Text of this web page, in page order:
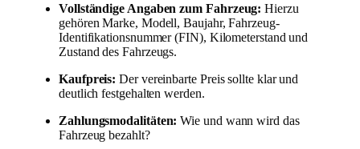
Vollständige Angaben zum Fahrzeug: Hierzu
gehören Marke, Modell, Baujahr, Fahrzeug-
Identifikationsnummer (FIN), Kilometerstand und
Zustand des Fahrzeugs.
Kaufpreis: Der vereinbarte Preis sollte klar und
deutlich festgehalten werden.
Zahlungsmodalitäten: Wie und wann wird das
Fahrzeug bezahlt?